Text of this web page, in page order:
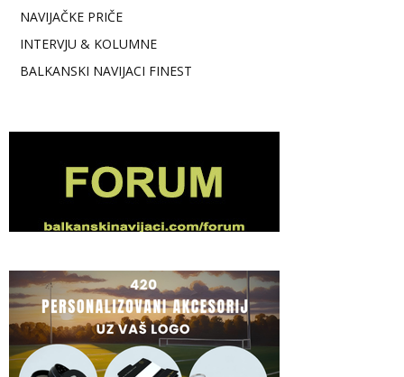
NAVIJAČKE PRIČE
INTERVJU & KOLUMNE
BALKANSKI NAVIJACI FINEST